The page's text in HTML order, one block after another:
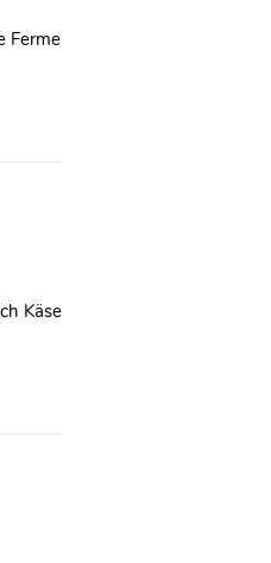
Fermentation entstandenen
Käse unterscheiden kann. Der